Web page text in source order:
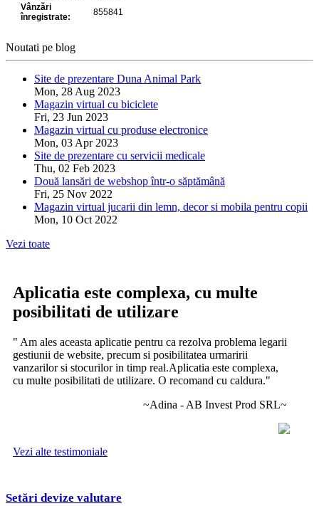
Noutati pe blog
Site de prezentare Duna Animal Park
Mon, 28 Aug 2023
Magazin virtual cu biciclete
Fri, 23 Jun 2023
Magazin virtual cu produse electronice
Mon, 03 Apr 2023
Site de prezentare cu servicii medicale
Thu, 02 Feb 2023
Două lansări de webshop într-o săptămână
Fri, 25 Nov 2022
Magazin virtual jucarii din lemn, decor si mobila pentru copii
Mon, 10 Oct 2022
Vezi toate
Aplicatia este complexa, cu multe
posibilitati de utilizare
" Am ales aceasta aplicatie pentru ca rezolva problema legarii
gestiunii de website, precum si posibilitatea urmaririi
vanzarilor si stocurilor in timp real.Aplicatia este complexa,
cu multe posibilitati de utilizare. O recomand cu caldura."
~Adina - AB Invest Prod SRL~
Vezi alte testimoniale
Setări devize valutare